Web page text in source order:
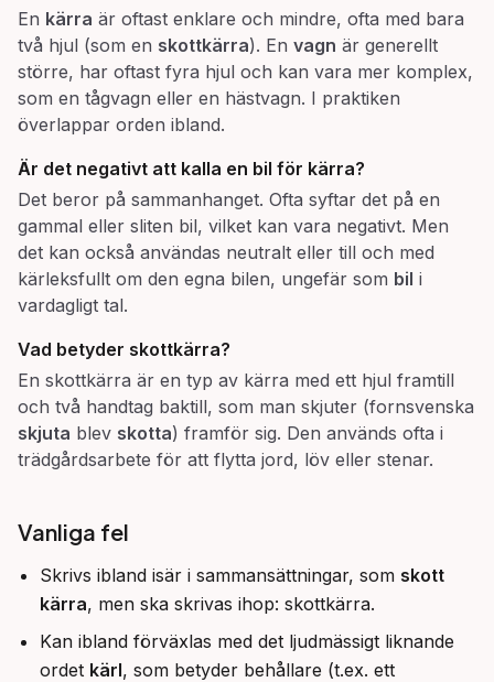
En kärra är oftast enklare och mindre, ofta med bara
två hjul (som en skottkärra). En vagn är generellt
större, har oftast fyra hjul och kan vara mer komplex,
som en tågvagn eller en hästvagn. I praktiken
överlappar orden ibland.
Är det negativt att kalla en bil för kärra?
Det beror på sammanhanget. Ofta syftar det på en
gammal eller sliten bil, vilket kan vara negativt. Men
det kan också användas neutralt eller till och med
kärleksfullt om den egna bilen, ungefär som bil i
vardagligt tal.
Vad betyder skottkärra?
En skottkärra är en typ av kärra med ett hjul framtill
och två handtag baktill, som man skjuter (fornsvenska
skjuta blev skotta) framför sig. Den används ofta i
trädgårdsarbete för att flytta jord, löv eller stenar.
Vanliga fel
Skrivs ibland isär i sammansättningar, som skott
kärra, men ska skrivas ihop: skottkärra.
Kan ibland förväxlas med det ljudmässigt liknande
ordet kärl, som betyder behållare (t.ex. ett